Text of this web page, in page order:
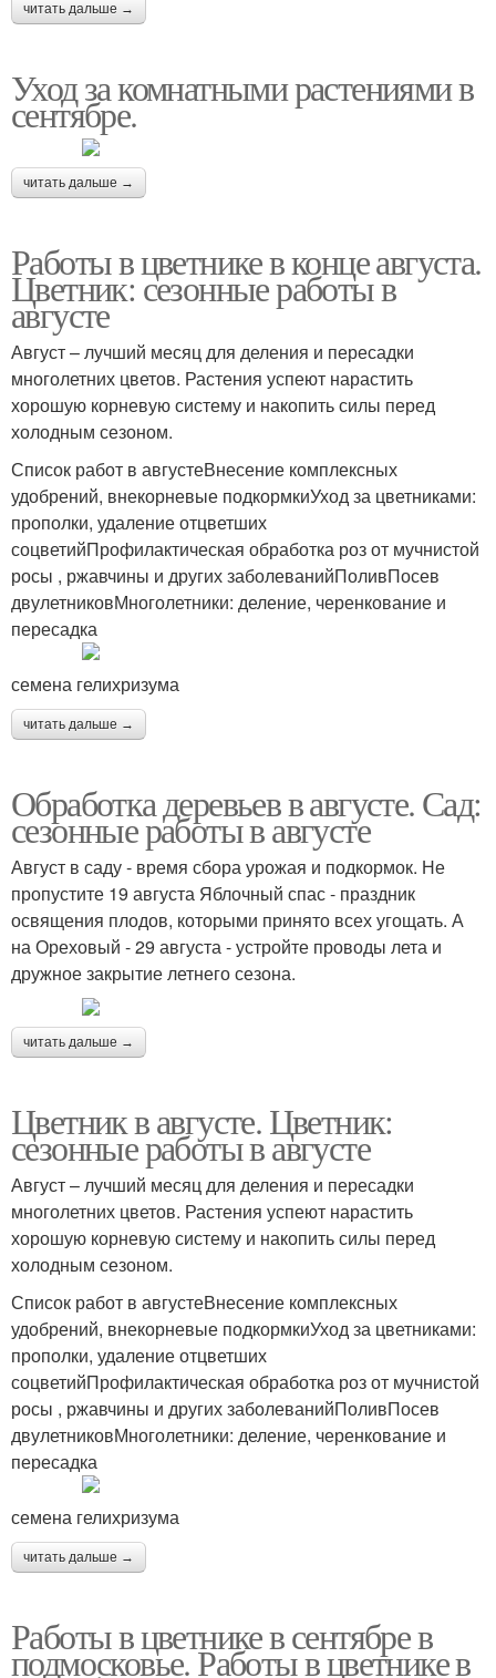
читать дальше →
Уход за комнатными растениями в
сентябре.
читать дальше →
Работы в цветнике в конце августа.
Цветник: сезонные работы в
августе
Август – лучший месяц для деления и пересадки
многолетних цветов. Растения успеют нарастить
хорошую корневую систему и накопить силы перед
холодным сезоном.
Список работ в августеВнесение комплексных
удобрений, внекорневые подкормкиУход за цветниками:
прополки, удаление отцветших
соцветийПрофилактическая обработка роз от мучнистой
росы , ржавчины и других заболеванийПоливПосев
двулетниковМноголетники: деление, черенкование и
пересадка
семена гелихризума
читать дальше →
Обработка деревьев в августе. Сад:
сезонные работы в августе
Август в саду - время сбора урожая и подкормок. Не
пропустите 19 августа Яблочный спас - праздник
освящения плодов, которыми принято всех угощать. А
на Ореховый - 29 августа - устройте проводы лета и
дружное закрытие летнего сезона.
читать дальше →
Цветник в августе. Цветник:
сезонные работы в августе
Август – лучший месяц для деления и пересадки
многолетних цветов. Растения успеют нарастить
хорошую корневую систему и накопить силы перед
холодным сезоном.
Список работ в августеВнесение комплексных
удобрений, внекорневые подкормкиУход за цветниками:
прополки, удаление отцветших
соцветийПрофилактическая обработка роз от мучнистой
росы , ржавчины и других заболеванийПоливПосев
двулетниковМноголетники: деление, черенкование и
пересадка
семена гелихризума
читать дальше →
Работы в цветнике в сентябре в
подмосковье. Работы в цветнике в